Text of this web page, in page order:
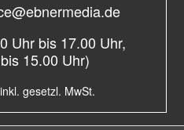
Uhr bis 17.00 Uhr,
15.00 Uhr)
gesetzl. MwSt.